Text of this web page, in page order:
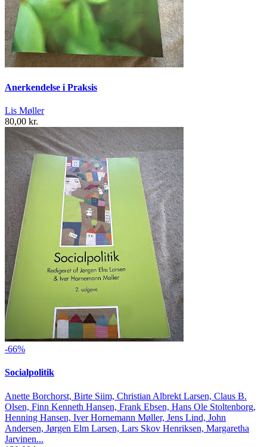
Anerkendelse i Praksis
Lis Møller
80,00 kr.
-66%
Socialpolitik
Anette Borchorst, Birte Siim, Christian Albrekt Larsen, Claus B.
Olsen, Finn Kenneth Hansen, Frank Ebsen, Hans Ole Stoltenborg,
Henning Hansen, Iver Hornemann Møller, Jens Lind, John
Andersen, Jørgen Elm Larsen, Lars Skov Henriksen, Margaretha
Jarvinen...